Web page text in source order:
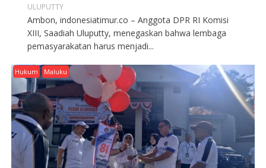
ULUPUTTY
Ambon, indonesiatimur.co – Anggota DPR RI Komisi
XIII, Saadiah Uluputty, menegaskan bahwa lembaga
pemasyarakatan harus menjadi...
Hukum Maluku